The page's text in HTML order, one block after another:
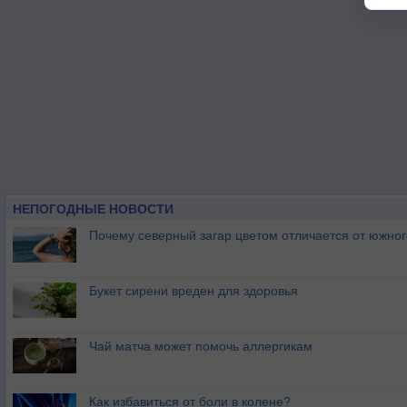
НЕПОГОДНЫЕ НОВОСТИ
Почему северный загар цветом отличается от
Букет сирени вреден для здоровья
Чай матча может помочь аллергикам
Как избавиться от боли в колене?